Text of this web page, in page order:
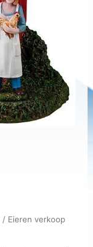
/ Eieren verkoop